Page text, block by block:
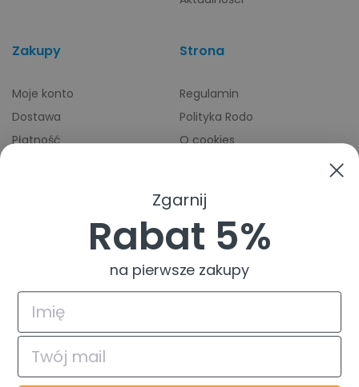
Zakupy
Moje konto
Dostawa
Płatność
Strona
Regulamin
Polityka Rodo
O cookies
4.9
Na podstawie
© 2026 TuszTusz.pl - Warszawa
Zgarnij
Rabat 5%
na pierwsze zakupy